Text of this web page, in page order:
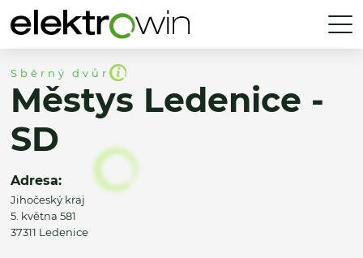
Sběrný dvůr
Městys Ledenice -
SD
Adresa:
Jihočeský kraj
5. května 581
37311 Ledenice